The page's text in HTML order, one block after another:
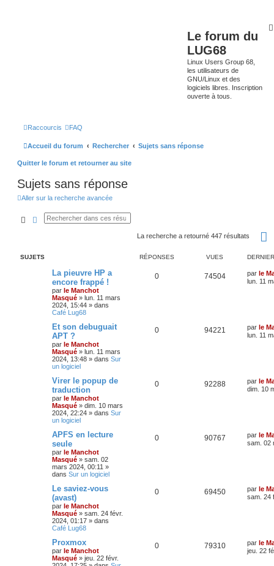
Le forum du
LUG68
Linux Users Group 68,
les utilisateurs de
GNU/Linux et des
logiciels libres. Inscription
ouverte à tous.
Raccourcis FAQ
Accueil du forum Rechercher Sujets sans réponse
Quitter le forum et retourner au site
Sujets sans réponse
Aller sur la recherche avancée
Rechercher
Recherche avancée
La recherche a retourné 447 résultats
SUJETS RÉPONSES VUES
La pieuvre HP a
encore frappé !
par le Manchot
Masqué » lun. 11 mars
2024, 15:44 » dans
Café Lug68
0 74504 par le
lun. 11
Et son debuguait
APT ?
par le Manchot
Masqué » lun. 11 mars
2024, 13:48 » dans Sur
un logiciel
0 94221 par le
lun. 11
Virer le popup de
traduction
par le Manchot
Masqué » dim. 10 mars
2024, 22:24 » dans Sur
un logiciel
0 92288 par le
dim. 10
APFS en lecture
seule
par le Manchot
Masqué » sam. 02
mars 2024, 00:11 »
dans Sur un logiciel
0 90767 par le
sam. 02
Le saviez-vous
(avast)
par le Manchot
Masqué » sam. 24 févr.
2024, 01:17 » dans
Café Lug68
0 69450 par le
sam. 24
Proxmox
par le Manchot
Masqué » jeu. 22 févr.
0 79310 par le
jeu. 22